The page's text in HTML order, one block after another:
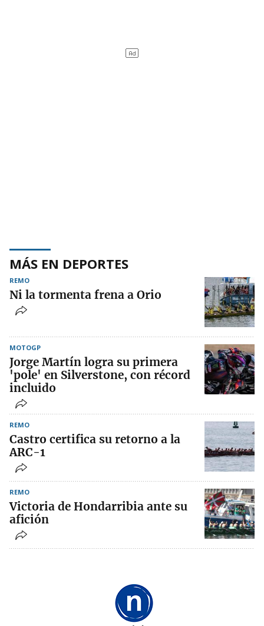
MÁS EN DEPORTES
REMO
Ni la tormenta frena a Orio
MOTOGP
Jorge Martín logra su primera
'pole' en Silverstone, con récord
incluido
REMO
Castro certifica su retorno a la
ARC-1
REMO
Victoria de Hondarribia ante su
afición